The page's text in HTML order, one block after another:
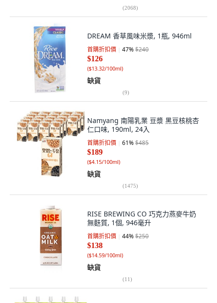
(2068)
DREAM 香草風味米漿, 1瓶, 946ml
首購折扣價 47%$240
$126
($13.32/100ml)
缺貨
(9)
Namyang 南陽乳業 豆漿 黑豆核桃杏
仁口味, 190ml, 24入
首購折扣價 61%$485
$189
($4.15/100ml)
缺貨
(1475)
RISE BREWING CO 巧克力燕麥牛奶
無麩質, 1個, 946毫升
首購折扣價 44%$250
$138
($14.59/100ml)
缺貨
(11)